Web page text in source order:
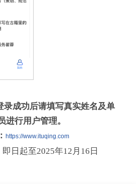
录成功后请填写真实姓名及单
进行用户管理。
https://www.ituqing.com
即日起至2025年12月16日